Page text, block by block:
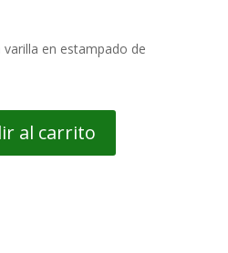
en estampado de
al carrito